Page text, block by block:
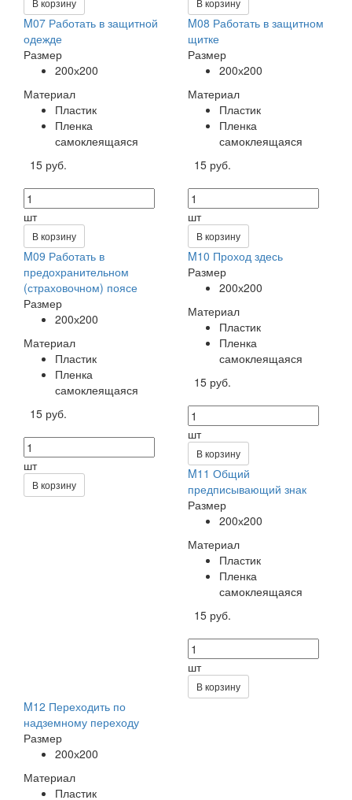
В корзину В корзину
M07 Работать в защитной
одежде
Размер
200х200
Материал
Пластик
Пленка
самоклеящаяся
15 руб.
шт
В корзину
M08 Работать в защитном
щитке
Размер
200х200
Материал
Пластик
Пленка
самоклеящаяся
15 руб.
шт
В корзину
M09 Работать в
предохранительном
(страховочном) поясе
Размер
200х200
Материал
Пластик
Пленка
самоклеящаяся
15 руб.
шт
В корзину
M10 Проход здесь
Размер
200х200
Материал
Пластик
Пленка
самоклеящаяся
15 руб.
шт
В корзину
M11 Общий
предписывающий знак
Размер
200х200
Материал
Пластик
Пленка
самоклеящаяся
15 руб.
шт
В корзину
M12 Переходить по
надземному переходу
Размер
200х200
Материал
Пластик